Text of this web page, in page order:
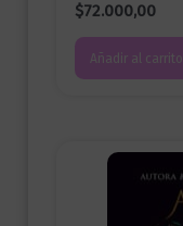
$72.000,00
Añadir al carrito